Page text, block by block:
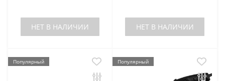
НЕТ В НАЛИЧИИ НЕТ В НАЛИЧИИ
Популярный Популярный